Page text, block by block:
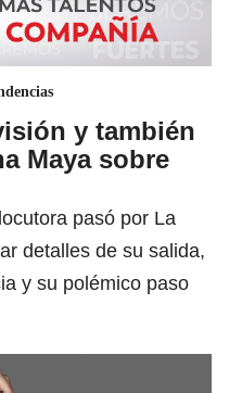
y también
Maya sobre
pasó por La
detalles de su salida,
y su polémico paso